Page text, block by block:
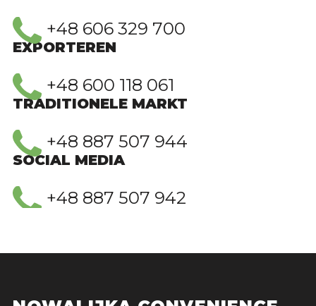
+48 606 329 700
EXPORTEREN
+48 600 118 061
TRADITIONELE MARKT
+48 887 507 944
SOCIAL MEDIA
+48 887 507 942